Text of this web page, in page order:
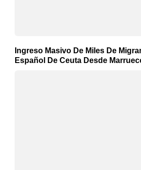
Ingreso Masivo De Miles De
Español De Ceuta Desde